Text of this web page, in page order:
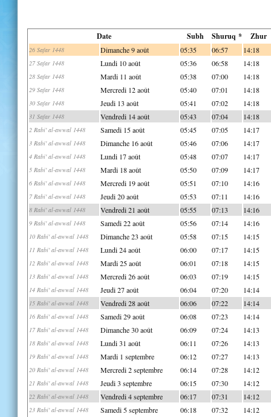
Date Subh Shuruq * Zhur
26 Safar 1448 Dimanche 9 août 05:35 06:57 14:18
27 Safar 1448 Lundi 10 août 05:36 06:58 14:18
28 Safar 1448 Mardi 11 août 05:38 07:00 14:18
29 Safar 1448 Mercredi 12 août 05:40 07:01 14:18
30 Safar 1448 Jeudi 13 août 05:41 07:02 14:18
31 Safar 1448 Vendredi 14 août 05:43 07:04 14:18
2 Rabi' al-awwal 1448 Samedi 15 août 05:45 07:05 14:17
3 Rabi' al-awwal 1448 Dimanche 16 août 05:46 07:06 14:17
4 Rabi' al-awwal 1448 Lundi 17 août 05:48 07:07 14:17
5 Rabi' al-awwal 1448 Mardi 18 août 05:50 07:09 14:17
6 Rabi' al-awwal 1448 Mercredi 19 août 05:51 07:10 14:16
7 Rabi' al-awwal 1448 Jeudi 20 août 05:53 07:11 14:16
8 Rabi' al-awwal 1448 Vendredi 21 août 05:55 07:13 14:16
9 Rabi' al-awwal 1448 Samedi 22 août 05:56 07:14 14:16
10 Rabi' al-awwal 1448 Dimanche 23 août 05:58 07:15 14:15
11 Rabi' al-awwal 1448 Lundi 24 août 06:00 07:17 14:15
12 Rabi' al-awwal 1448 Mardi 25 août 06:01 07:18 14:15
13 Rabi' al-awwal 1448 Mercredi 26 août 06:03 07:19 14:15
14 Rabi' al-awwal 1448 Jeudi 27 août 06:04 07:20 14:14
15 Rabi' al-awwal 1448 Vendredi 28 août 06:06 07:22 14:14
16 Rabi' al-awwal 1448 Samedi 29 août 06:08 07:23 14:14
17 Rabi' al-awwal 1448 Dimanche 30 août 06:09 07:24 14:13
18 Rabi' al-awwal 1448 Lundi 31 août 06:11 07:26 14:13
19 Rabi' al-awwal 1448 Mardi 1 septembre 06:12 07:27 14:13
20 Rabi' al-awwal 1448 Mercredi 2 septembre 06:14 07:28 14:12
21 Rabi' al-awwal 1448 Jeudi 3 septembre 06:15 07:30 14:12
22 Rabi' al-awwal 1448 Vendredi 4 septembre 06:17 07:31 14:12
23 Rabi' al-awwal 1448 Samedi 5 septembre 06:18 07:32 14:12